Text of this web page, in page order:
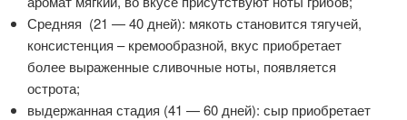
Средняя (21 — 40 дней): мякоть становится тягучей,
консистенция – кремообразной, вкус приобретает
более выраженные сливочные ноты, появляется
острота;
выдержанная стадия (41 — 60 дней): сыр приобретает